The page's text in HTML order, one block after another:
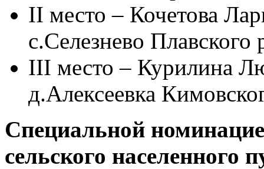
II место – Кочетова
с.Селезнево Плавского
III место – Курилина
д.Алексеевка
Специальной
сельского населенного